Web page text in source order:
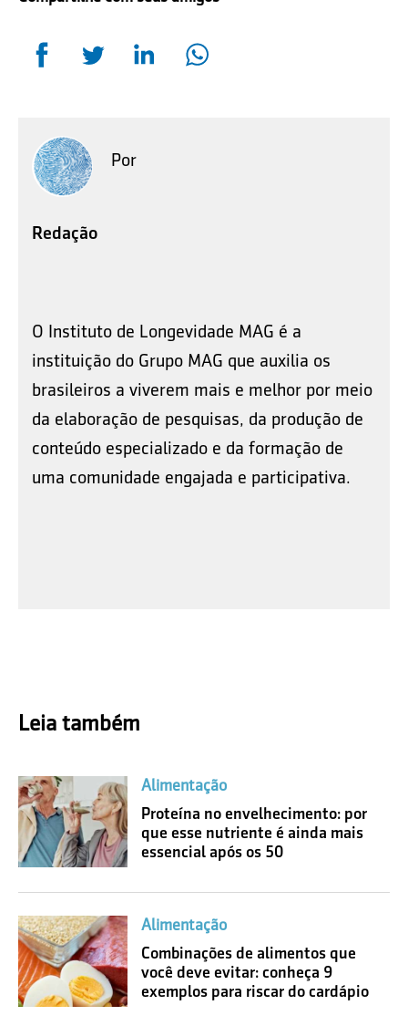
Por
Redação
O Instituto de Longevidade MAG é a
instituição do Grupo MAG que auxilia os
brasileiros a viverem mais e melhor por meio
da elaboração de pesquisas, da produção de
conteúdo especializado e da formação de
uma comunidade engajada e participativa.
Leia também
Alimentação
Proteína no envelhecimento: por
que esse nutriente é ainda mais
essencial após os 50
Alimentação
Combinações de alimentos que
você deve evitar: conheça 9
exemplos para riscar do cardápio